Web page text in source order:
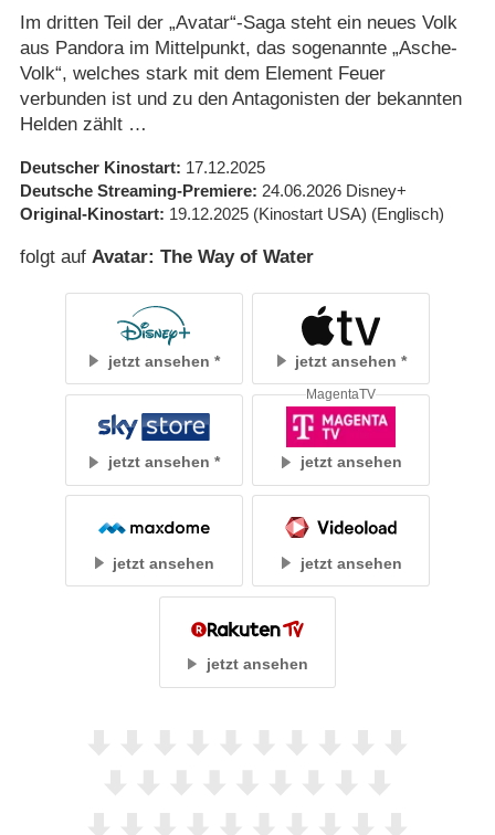
Im dritten Teil der „Avatar“-Saga steht ein neues Volk
aus Pandora im Mittelpunkt, das sogenannte „Asche-
Volk“, welches stark mit dem Element Feuer
verbunden ist und zu den Antagonisten der bekannten
Helden zählt …
Deutscher Kinostart 17.12.2025
Deutsche Streaming-Premiere 24.06.2026 Disney+
Original-Kinostart 19.12.2025 (Kinostart USA) (Englisch)
folgt auf Avatar: The Way of Water
jetzt ansehen jetzt ansehen
jetzt ansehen jetzt ansehen
MagentaTV
jetzt ansehen jetzt ansehen
jetzt ansehen